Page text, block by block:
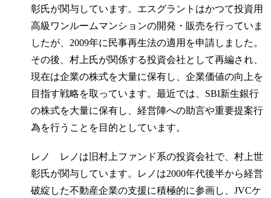
彰氏が関与しています。エスグラントはかつて投資用
高級ワンルームマンションの開発・販売を行っていま
したが、2009年に民事再生法の適用を申請しました。
その後、村上氏が関係する投資会社として再編され、
現在は企業の株式を大量に保有し、企業価値の向上を
目指す戦略を取っています。最近では、SBI新生銀行
の株式を大量に保有し、経営陣への助言や重要提案行
為を行うことを目的としています。
レノ レノは旧村上ファンド系の投資会社で、村上世
彰氏が関与しています。レノは2000年代後半から経営
破綻した不動産企業の支援に積極的に参画し、JVCケ